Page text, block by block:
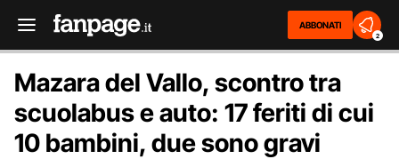
ABBONATI
2
Mazara del Vallo, scontro tra
scuolabus e auto: 17 feriti di cui
10 bambini, due sono gravi